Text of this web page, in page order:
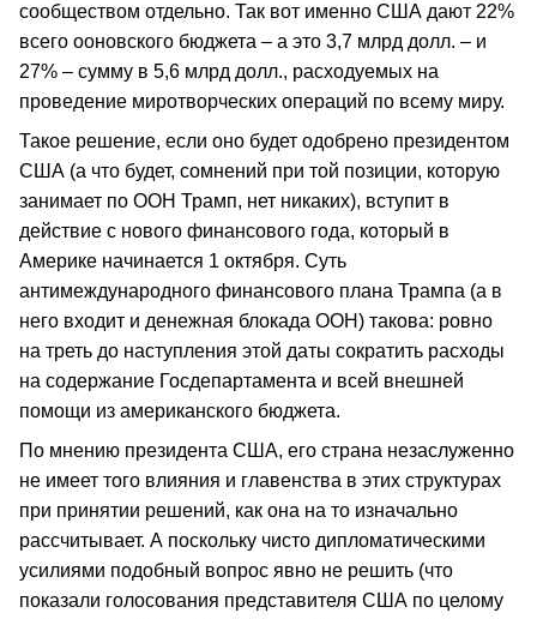
сообществом отдельно. Так вот именно США дают 22%
всего ооновского бюджета – а это 3,7 млрд долл. – и
27% – сумму в 5,6 млрд долл., расходуемых на
проведение миротворческих операций по всему миру.
Такое решение, если оно будет одобрено президентом
США (а что будет, сомнений при той позиции, которую
занимает по ООН Трамп, нет никаких), вступит в
действие с нового финансового года, который в
Америке начинается 1 октября. Суть
антимеждународного финансового плана Трампа (а в
него входит и денежная блокада ООН) такова: ровно
на треть до наступления этой даты сократить расходы
на содержание Госдепартамента и всей внешней
помощи из американского бюджета.
По мнению президента США, его страна незаслуженно
не имеет того влияния и главенства в этих структурах
при принятии решений, как она на то изначально
рассчитывает. А поскольку чисто дипломатическими
усилиями подобный вопрос явно не решить (что
показали голосования представителя США по целому